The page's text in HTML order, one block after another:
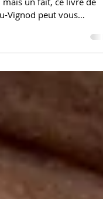
écrivez, si ce n’est
Vignod peut vous